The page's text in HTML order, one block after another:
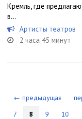
Кремль, где
в...
Артисты театров
2 часа 45 минут
← предыдущая
7
8 9 10